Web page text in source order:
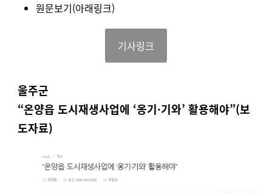
원문보기(아래링크)
기사링크
울주군
“온양읍 도시재생사업에 ‘옹기·기와’ 활용해야”(보
도자료)